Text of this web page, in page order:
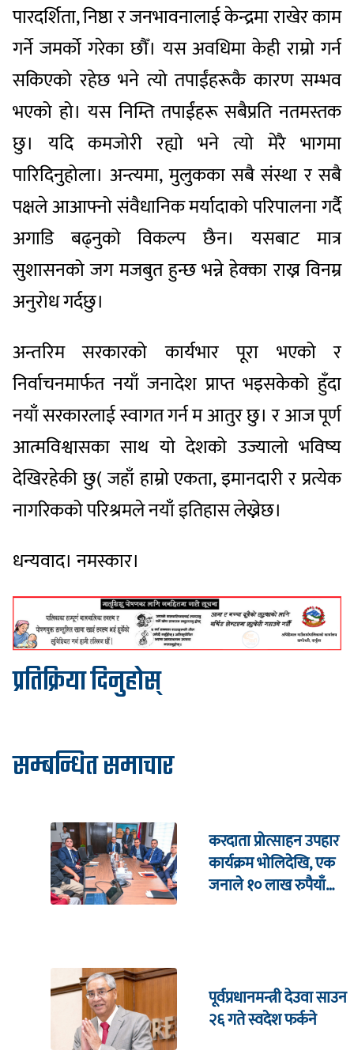
पारदर्शिता, निष्ठा र जनभावनालाई केन्द्रमा राखेर काम
गर्ने जमर्को गरेका छौँ। यस अवधिमा केही राम्रो गर्न
सकिएको रहेछ भने त्यो तपाईंहरूकै कारण सम्भव
भएको हो। यस निम्ति तपाईंहरू सबैप्रति नतमस्तक
छु। यदि कमजोरी रह्यो भने त्यो मेरै भागमा
पारिदिनुहोला। अन्त्यमा, मुलुकका सबै संस्था र सबै
पक्षले आआफ्नो संवैधानिक मर्यादाको परिपालना गर्दै
अगाडि बढ्नुको विकल्प छैन। यसबाट मात्र
सुशासनको जग मजबुत हुन्छ भन्ने हेक्का राख्न विनम्र
अनुरोध गर्दछु।
अन्तरिम सरकारको कार्यभार पूरा भएको र
निर्वाचनमार्फत नयाँ जनादेश प्राप्त भइसकेको हुँदा
नयाँ सरकारलाई स्वागत गर्न म आतुर छु। र आज पूर्ण
आत्मविश्वासका साथ यो देशको उज्यालो भविष्य
देखिरहेकी छु( जहाँ हाम्रो एकता, इमानदारी र प्रत्येक
नागरिकको परिश्रमले नयाँ इतिहास लेख्नेछ।
धन्यवाद। नमस्कार।
प्रतिक्रिया दिनुहोस्
सम्बन्धित समाचार
करदाता प्रोत्साहन उपहार
कार्यक्रम भाेलिदेखि, एक
जनाले १० लाख रुपैयाँ
पूर्वप्रधानमन्त्री देउवा साउन
२६ गते स्वदेश फर्कने